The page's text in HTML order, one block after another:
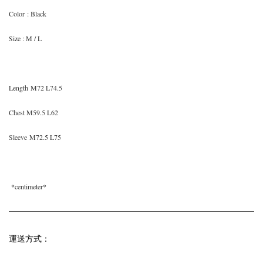
Color : Black
Size : M / L
Length M72 L74.5
ChestM59.5 L62
Sleeve M72.5 L75
*centimeter*
運送方式：